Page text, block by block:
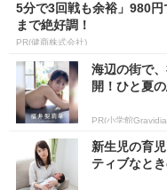
5分で3回戦も余裕」980円
まで絶好調！
PR(健商株式会社)
海辺の街で
開！ひと夏
PR(小学館
新生児の育
ティブなと